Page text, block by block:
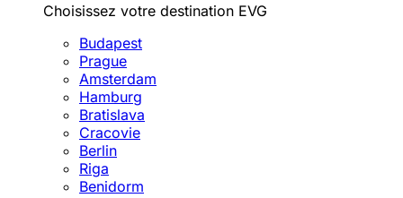
Choisissez votre destination EVG
Budapest
Prague
Amsterdam
Hamburg
Bratislava
Cracovie
Berlin
Riga
Benidorm